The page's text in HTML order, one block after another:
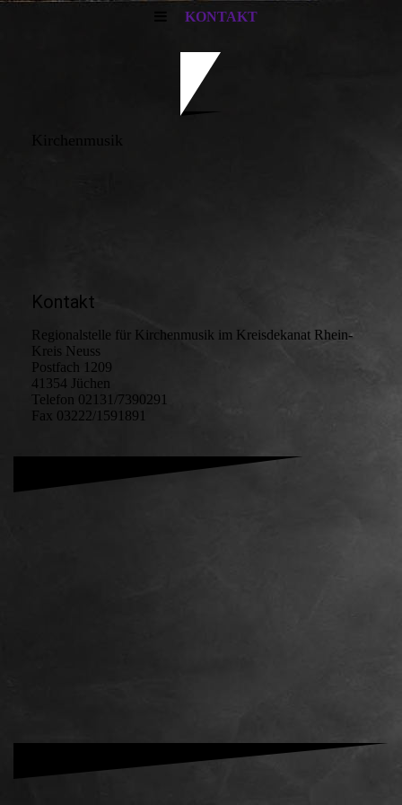
KONTAKT
Kirchenmusik
Kontakt
Regionalstelle für Kirchenmusik im Kreisdekanat Rhein-
Kreis Neuss
Postfach 1209
41354 Jüchen
Telefon 02131/7390291
Fax 03222/1591891